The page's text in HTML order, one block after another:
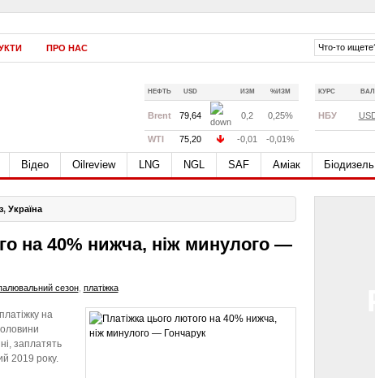
ПРО НАС
КУРС ВАЛ
НБУ
НЕФТЬ USD ИЗМ %ИЗМ
Brent 79,64 0,2 0,25%
WTI 75,20 -0,01 -0,01%
Відео Oilreview LNG NGL SAF Аміак Біодизель
, Україна
на 40% нижча, ніж минулого —
сезон, платіжка
на
заплатять
2019 року.